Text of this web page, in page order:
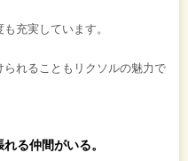
充実しています。
れることもリクソルの魅力で
る仲間がいる。